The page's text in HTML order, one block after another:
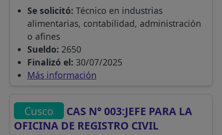
Se solicitó: Técnico en industrias
alimentarias, contabilidad, administración
o afines
Sueldo: 2650
Finalizó el: 30/07/2025
Más información
Cusco
CAS N° 003:JEFE PARA LA
OFICINA DE REGISTRO CIVIL